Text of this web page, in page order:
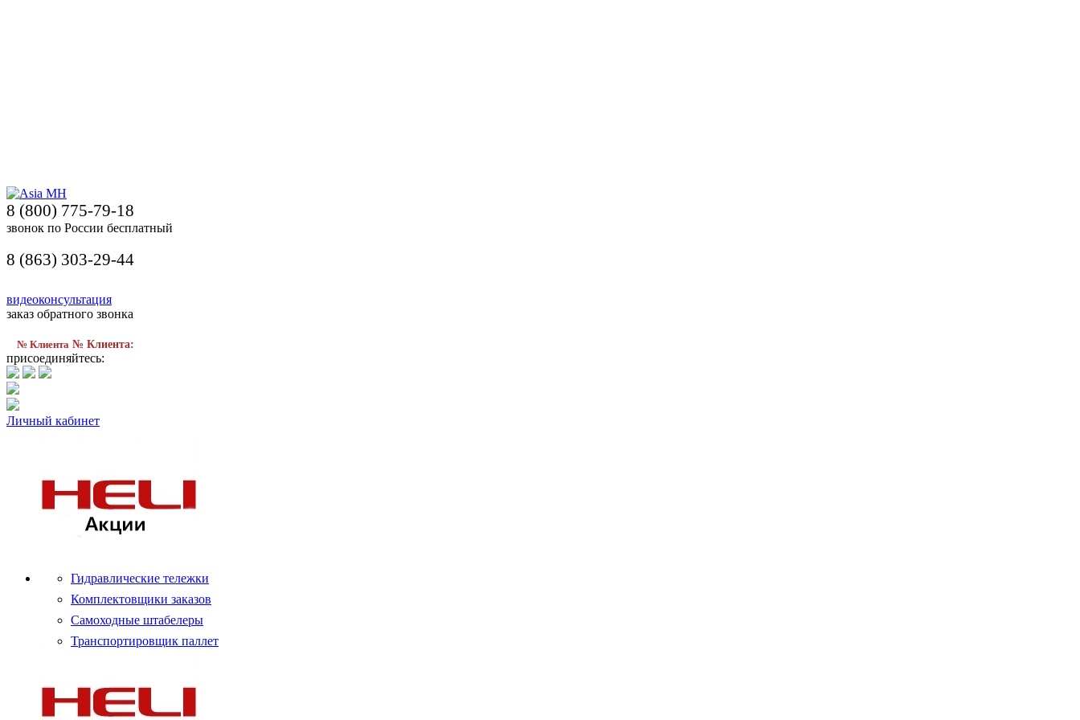
8 (800) 775-79-18
звонок по России бесплатный
8 (863) 303-29-44
видеоконсультация
заказ обратного звонка
№ Клиента № Клиента:
присоединяйтесь:
Личный кабинет
Гидравлические тележки
Комплектовщики заказов
Самоходные штабелеры
Транспортировщик паллет